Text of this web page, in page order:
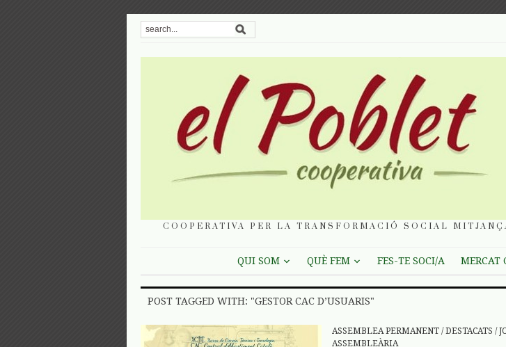
COOPERATIVA PER LA TRANSFORMACIÓ SOCIAL
QUI SOM QUÈ FEM FES-TE SOCI/A MERCAT
POST TAGGED WITH: "GESTOR CAC D’USUARIS"
ASSEMBLEA PERMANENT / DESTACATS /
ASSEMBLEÀRIA